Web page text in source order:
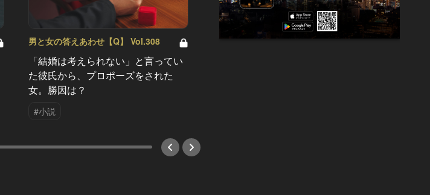
男と女の答えあわせ【Q】 Vol.308
「結婚は考えられない」と言ってい
た彼氏から、プロポーズをされた
女。勝因は？
#小説
男と女の答えあわせ【A】 Vol.308